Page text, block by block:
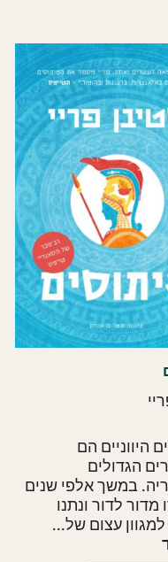
היווניים הם
הגדולים
במשך אלפי שנים
לדור ונתנו
עצום של...